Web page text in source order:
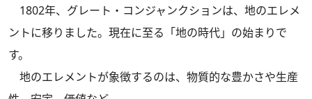
1802年、グレート・コンジャンクションは、地のエレメ
ントに移りました。現在に至る「地の時代」の始まりで
す。
地のエレメントが象徴するのは、物質的な豊かさや生産